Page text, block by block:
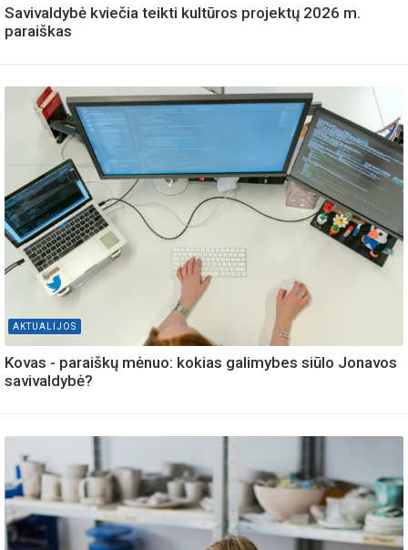
Savivaldybė kviečia teikti kultūros projektų 2026 m.
paraiškas
AKTUALIJOS
Kovas - paraiškų mėnuo: kokias galimybes siūlo Jonavos
savivaldybė?